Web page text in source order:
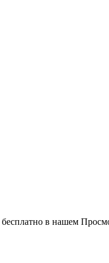
бесплатно в нашем